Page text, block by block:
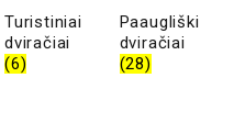
Turistiniai
dviračiai
(6)
Paaugliški
dviračiai
(28)